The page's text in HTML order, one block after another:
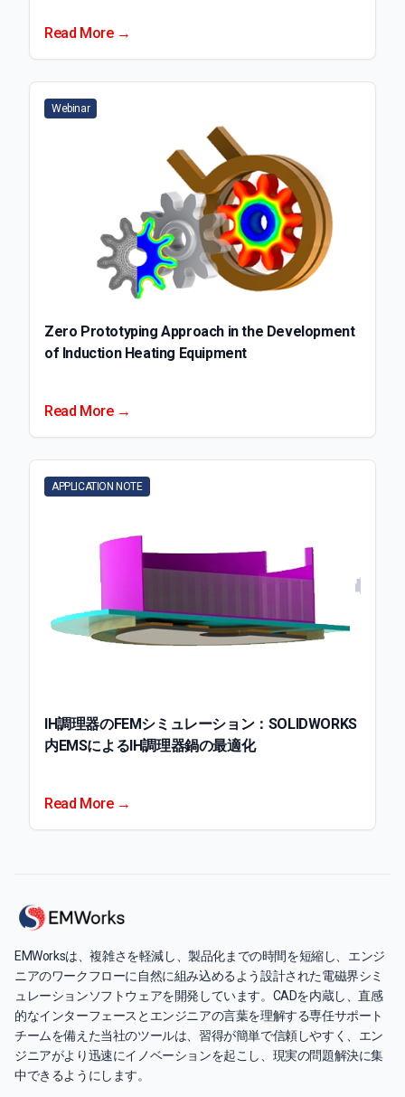
Read More →
Webinar
Zero Prototyping Approach in the Development
of Induction Heating Equipment
Read More →
APPLICATION NOTE
IH調理器のFEMシミュレーション：SOLIDWORKS
内EMSによるIH調理器鍋の最適化
Read More →
EMWorksは、複雑さを軽減し、製品化までの時間を短縮し、エンジ
ニアのワークフローに自然に組み込めるよう設計された電磁界シミ
ュレーションソフトウェアを開発しています。CADを内蔵し、直感
的なインターフェースとエンジニアの言葉を理解する専任サポート
チームを備えた当社のツールは、習得が簡単で信頼しやすく、エン
ジニアがより迅速にイノベーションを起こし、現実の問題解決に集
中できるようにします。